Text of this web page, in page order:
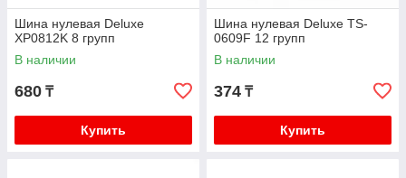
Шина нулевая Deluxe
XP0812K 8 групп
В наличии
680 ₸
Купить
Шина нулевая Deluxe TS-
0609F 12 групп
В наличии
374 ₸
Купить